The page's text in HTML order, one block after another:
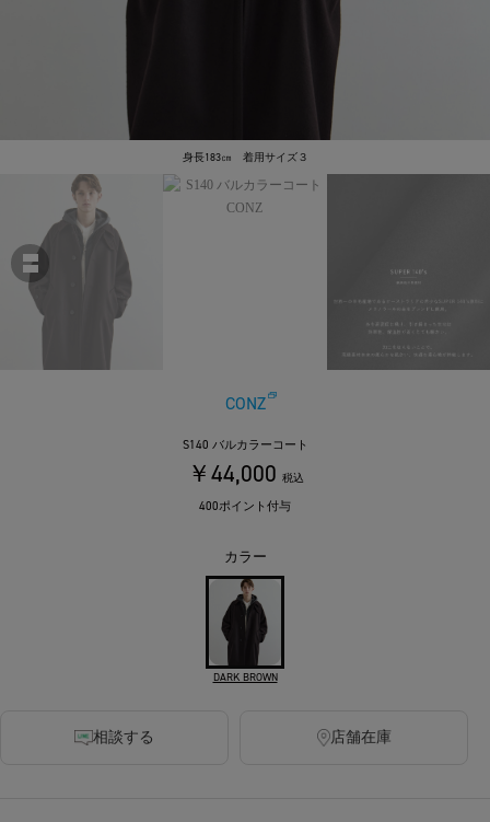
身長183㎝ 着用サイズ３
CONZ
S140 バルカラーコート
￥44,000 税込
400ポイント付与
カラー
DARK BROWN
相談する 店舗在庫